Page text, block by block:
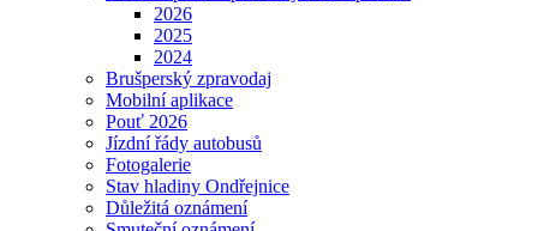
2026
2025
2024
Brušperský zpravodaj
Mobilní aplikace
Pouť 2026
Jízdní řády autobusů
Fotogalerie
Stav hladiny Ondřejnice
Důležitá oznámení